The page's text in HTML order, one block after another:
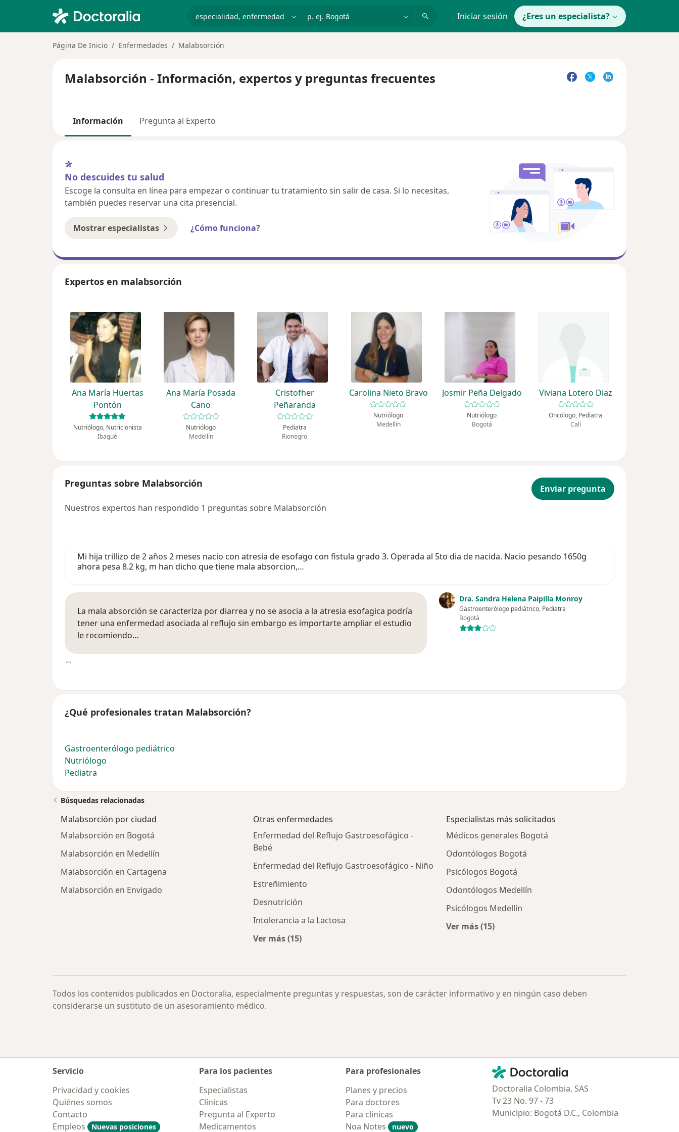
p. ej. Bogotá Iniciar sesión ¿Eres un especialista?
Página De Inicio Enfermedades Malabsorción
Malabsorción - Información, expertos y preguntas frecuentes
Información Pregunta al Experto
No descuides tu salud
Escoge la consulta en línea para empezar o continuar tu tratamiento sin salir de casa. Si lo necesitas,
también puedes reservar una cita presencial.
Mostrar especialistas ¿Cómo funciona?
Expertos en malabsorción
Ana María Huertas
Pontón
Nutriólogo, Nutricionista
Ibagué
Ana María Posada
Cano
Nutriólogo
Medellín
Cristofher
Peñaranda
Pediatra
Rionegro
Carolina Nieto Bravo
Nutriólogo
Medellín
Josmir Peña Delgado
Nutriólogo
Bogotá
Viviana Lotero Diaz
Oncólogo, Pediatra
Cali
Preguntas sobre Malabsorción
Enviar pregunta
Nuestros expertos han respondido 1 preguntas sobre Malabsorción
Mi hija trillizo de 2 años 2 meses nacio con atresia de esofago con fistula grado 3. Operada al 5to dia de nacida. Nacio pesando 1650g
ahora pesa 8.2 kg, m han dicho que tiene mala absorcion,…
Dra. Sandra Helena Paipilla Monroy
Gastroenterólogo pediátrico, Pediatra
Bogotá
La mala absorción se caracteriza por diarrea y no se asocia a la atresia esofagica podría
tener una enfermedad asociada al reflujo sin embargo es importarte ampliar el estudio
le recomiendo…
¿Qué profesionales tratan Malabsorción?
Gastroenterólogo pediátrico
Nutriólogo
Pediatra
Búsquedas relacionadas
Malabsorción por ciudad
Malabsorción en Bogotá
Malabsorción en Medellín
Malabsorción en Cartagena
Malabsorción en Envigado
Otras enfermedades
Enfermedad del Reflujo Gastroesofágico -
Bebé
Enfermedad del Reflujo Gastroesofágico - Niño
Estreñimiento
Desnutrición
Intolerancia a la Lactosa
Ver más (15)
Especialistas más solicitados
Médicos generales Bogotá
Odontólogos Bogotá
Psicólogos Bogotá
Odontólogos Medellín
Psicólogos Medellín
Ver más (15)
Todos los contenidos publicados en Doctoralia, especialmente preguntas y respuestas, son de carácter informativo y en ningún caso deben
considerarse un sustituto de un asesoramiento médico.
Servicio
Privacidad y cookies
Quiénes somos
Contacto
Empleos
Nuevas posiciones
Para los pacientes
Especialistas
Clínicas
Pregunta al Experto
Medicamentos
Para profesionales
Planes y precios
Para doctores
Para clinicas
Noa Notes
nuevo
Contacto
Doctoralia - Página de inicio
Doctoralia Colombia, SAS
Tv 23 No. 97 - 73
Municipio: Bogotá D.C., Colombia